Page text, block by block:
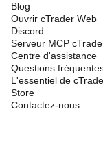
Blog
Ouvrir cTrader Web
Discord
Serveur MCP
Centre d'assistance
Questions
L'essentiel de
Store
Contactez-nous